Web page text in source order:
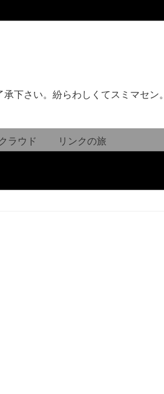
下さい。紛らわしくてスミマセン。
ラウド リンクの旅